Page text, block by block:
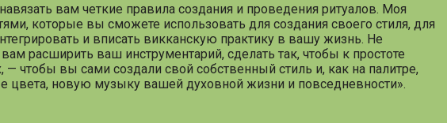
вам четкие правила создания и проведения ритуалов. Моя
которые вы сможете использовать для создания своего стиля, для
и вписать викканскую практику в вашу жизнь. Не
расширить ваш инструментарий, сделать так, чтобы к простоте
чтобы вы сами создали свой собственный стиль и, как на палитре,
цвета, новую музыку вашей духовной жизни и повседневности».